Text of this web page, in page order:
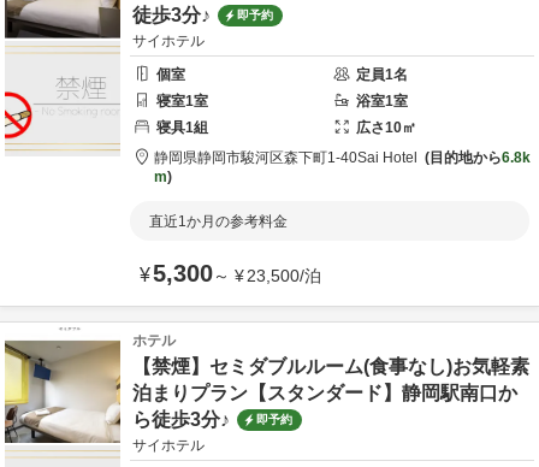
徒歩3分♪
即予約
サイホテル
個室
定員1名
寝室1室 浴室1室
寝具1組 広さ10㎡
静岡県静岡市駿河区森下町1-40Sai Hotel 目的地から6.8k
m
直近1か月の参考料金
¥5,300～ ¥23,500/泊
ホテル
【禁煙】セミダブルルーム(食事なし)お気軽素
泊まりプラン【スタンダード】静岡駅南口か
ら徒歩3分♪
即予約
サイホテル